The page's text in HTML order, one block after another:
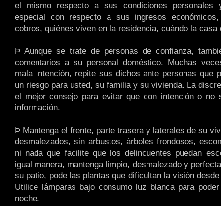
el mismo respecto a sus condiciones personales
especial con respecto a sus ingresos
cobros, quiénes viven en la residencia, cuándo la casa
Þ Aunque se trate de personas de confianza,
comentarios a su personal doméstico. Muchas
mala intención, repite sus dichos ante personas que
un riesgo para usted, su familia y su vivienda. La
el mejor consejo para evitar que con intención o no
información.
Þ Mantenga el frente, parte trasera y laterales de su
desmalezados, sin arbustos, árboles frondosos,
ni nada que facilite que los delincuentes puedan
igual manera, mantenga limpio, desmalezado y
su patio, pode las plantas que dificultan la visión
Utilice lámparas bajo consumo luz blanca para
noche.